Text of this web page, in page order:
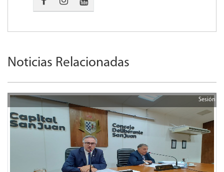
Noticias Relacionadas
Sesión